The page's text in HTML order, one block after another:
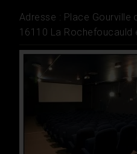
Adresse : Place Gourville
16110 La Rochefoucauld